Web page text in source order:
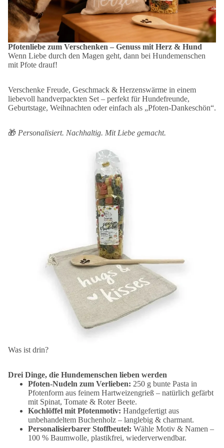
Pfotenliebe zum Verschenken – Genuss mit Herz & Hund
Wenn Liebe durch den Magen geht, dann bei Hundemenschen
mit Pfote drauf!
Verschenke Freude, Geschmack & Herzenswärme in einem
liebevoll handverpackten Set – perfekt für Hundefreunde,
Geburtstage, Weihnachten oder einfach als „Pfoten-Dankeschön“.
🎁 Personalisiert. Nachhaltig. Mit Liebe gemacht.
Was ist drin?
Drei Dinge, die Hundemenschen lieben werden
Pfoten-Nudeln zum Verlieben: 250 g bunte Pasta in
Pfotenform aus feinem Hartweizengrieß – natürlich gefärbt
mit Spinat, Tomate & Roter Beete.
Kochlöffel mit Pfotenmotiv: Handgefertigt aus
unbehandeltem Buchenholz – langlebig & charmant.
Personalisierbarer Stoffbeutel: Wähle Motiv & Namen –
100 % Baumwolle, plastikfrei, wiederverwendbar.